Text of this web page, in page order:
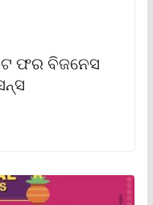
ଫର ବିଜନେସ